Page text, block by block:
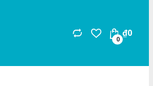
0
₫0